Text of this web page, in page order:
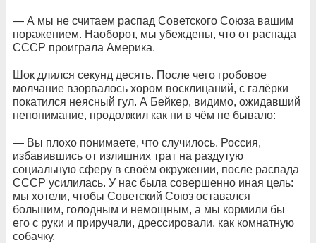
— А мы не считаем распад Советского Союза вашим
поражением. Наоборот, мы убеждены, что от распада
СССР проиграла Америка.
Шок длился секунд десять. После чего гробовое
молчание взорвалось хором восклицаний, с галёрки
покатился неясный гул. А Бейкер, видимо, ожидавший
непонимание, продолжил как ни в чём не бывало:
— Вы плохо понимаете, что случилось. Россия,
избавившись от излишних трат на раздутую
социальную сферу в своём окружении, после распада
СССР усилилась. У нас была совершенно иная цель:
мы хотели, чтобы Советский Союз оставался
большим, голодным и немощным, а мы кормили бы
его с руки и приручали, дрессировали, как комнатную
собачку.